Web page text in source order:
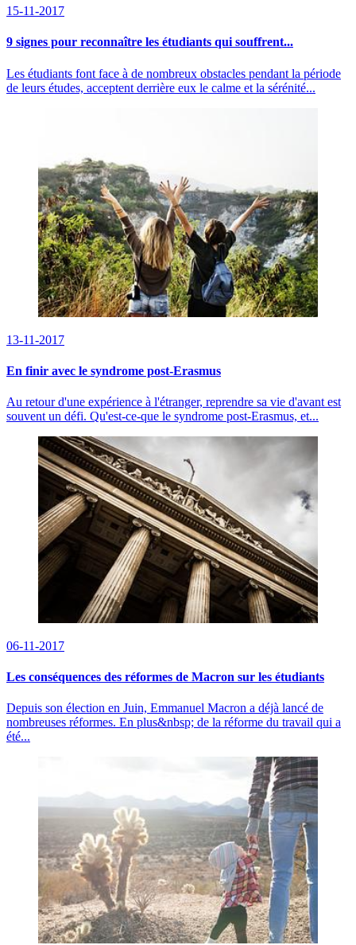
15-11-2017
9 signes pour reconnaître les étudiants qui souffrent...
Les étudiants font face à de nombreux obstacles pendant la période
de leurs études, acceptent derrière eux le calme et la sérénité...
13-11-2017
En finir avec le syndrome post-Erasmus
Au retour d'une expérience à l'étranger, reprendre sa vie d'avant est
souvent un défi. Qu'est-ce-que le syndrome post-Erasmus, et...
06-11-2017
Les conséquences des réformes de Macron sur les étudiants
Depuis son élection en Juin, Emmanuel Macron a déjà lancé de
nombreuses réformes. En plus&nbsp; de la réforme du travail qui a
été...